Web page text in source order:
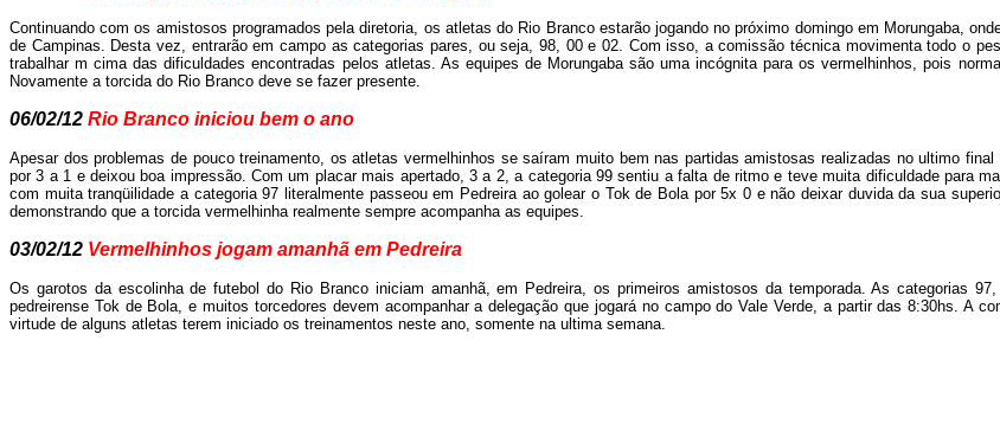
Continuando com os amistosos programados pela diretoria, os atletas do Rio Branco estarão jogando no próximo domingo em Morungaba,
de Campinas. Desta vez, entrarão em campo as categorias pares, ou seja, 98, 00 e 02. Com isso, a comissão técnica movimenta todo o
trabalhar m cima das dificuldades encontradas pelos atletas. As equipes de Morungaba são uma incógnita para os vermelhinhos, pois
Novamente a torcida do Rio Branco deve se fazer presente.
06/02/12 Rio Branco iniciou bem o ano
Apesar dos problemas de pouco treinamento, os atletas vermelhinhos se saíram muito bem nas partidas amistosas realizadas no ultimo
por 3 a 1 e deixou boa impressão. Com um placar mais apertado, 3 a 2, a categoria 99 sentiu a falta de ritmo e teve muita dificuldade para
com muita tranqüilidade a categoria 97 literalmente passeou em Pedreira ao golear o Tok de Bola por 5x 0 e não deixar duvida da sua
demonstrando que a torcida vermelhinha realmente sempre acompanha as equipes.
03/02/12 Vermelhinhos jogam amanhã em Pedreira
Os garotos da escolinha de futebol do Rio Branco iniciam amanhã, em Pedreira, os primeiros amistosos da temporada. As categorias
pedreirense Tok de Bola, e muitos torcedores devem acompanhar a delegação que jogará no campo do Vale Verde, a partir das 8:30hs. A
virtude de alguns atletas terem iniciado os treinamentos neste ano, somente na ultima semana.